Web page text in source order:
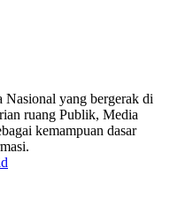
Nasional yang bergerak di
ruang Publik, Media
kemampuan dasar